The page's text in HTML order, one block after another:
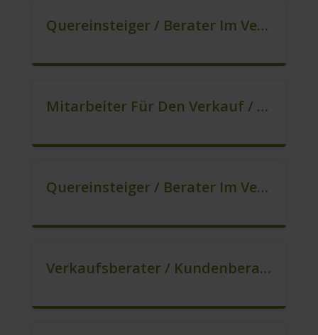
Quereinsteiger / Berater Im Vertrieb – Ab Sofort (m/w/d)
Mitarbeiter Für Den Verkauf / Quereinsteiger (m/w/d)
Quereinsteiger / Berater Im Vertrieb (m/w/d)
Verkaufsberater / Kundenberater – Mehr Als Ein Job (m/w/d)